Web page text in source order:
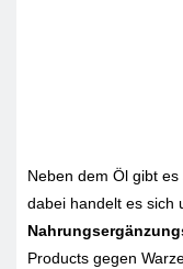
Neben dem Öl gibt
dabei handelt es sich
Products gegen